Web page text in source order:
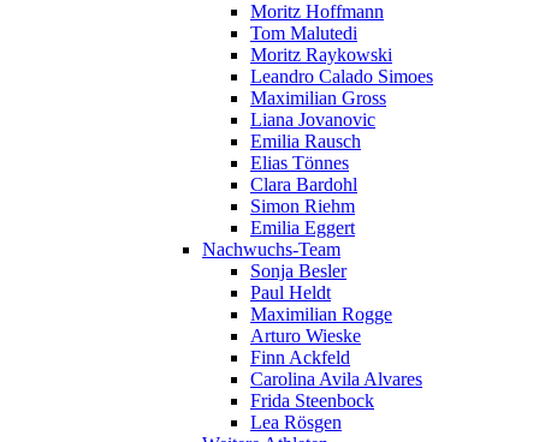
Moritz Hoffmann
Tom Malutedi
Moritz Raykowski
Leandro Calado Simoes
Maximilian Gross
Liana Jovanovic
Emilia Rausch
Elias Tönnes
Clara Bardohl
Simon Riehm
Emilia Eggert
Nachwuchs-Team
Sonja Besler
Paul Heldt
Maximilian Rogge
Arturo Wieske
Finn Ackfeld
Carolina Avila Alvares
Frida Steenbock
Lea Rösgen